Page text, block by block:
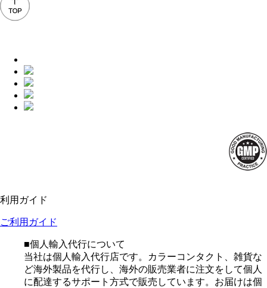
利用ガイド
ご利用ガイド
■個人輸入代行について
当社は個人輸入代行店です。カラーコンタクト、雑貨な
ど海外製品を代行し、海外の販売業者に注文をして個人
に配達するサポート方式で販売しています。お届けは個